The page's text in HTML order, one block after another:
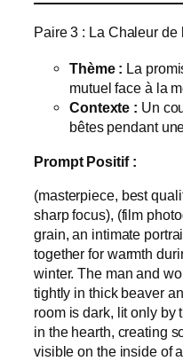
Paire 3 : La Chaleur de
Thème : La
mutuel face à la
Contexte : Un
bêtes pendant
Prompt Positif :
(masterpiece, best
sharp focus), (film
grain, an intimate
together for warmth
winter. The man and
tightly in thick beaver
room is dark, lit only by
in the hearth, creating
visible on the inside of